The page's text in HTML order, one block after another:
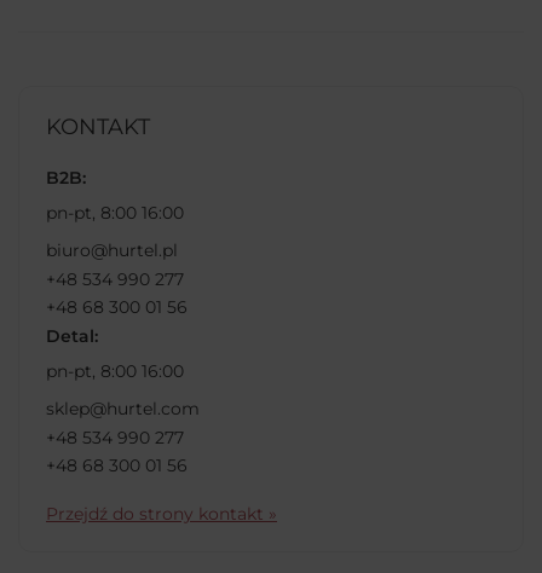
KONTAKT
B2B:
pn-pt, 8:00 16:00
biuro@hurtel.pl
+48 534 990 277
+48 68 300 01 56
Detal:
pn-pt, 8:00 16:00
sklep@hurtel.com
+48 534 990 277
+48 68 300 01 56
Przejdź do strony kontakt »